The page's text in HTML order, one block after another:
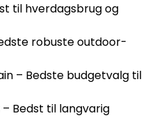
til hverdagsbrug og
robuste outdoor-
– Bedste budgetvalg til
– Bedst til langvarig